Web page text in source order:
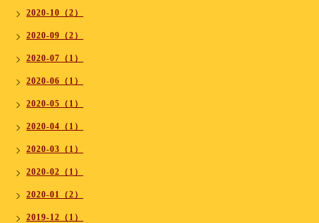
2020-10（2）
2020-09（2）
2020-07（1）
2020-06（1）
2020-05（1）
2020-04（1）
2020-03（1）
2020-02（1）
2020-01（2）
2019-12（1）